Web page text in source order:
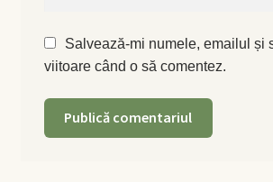
Salvează-mi numele, emailul și
viitoare când o să comentez.